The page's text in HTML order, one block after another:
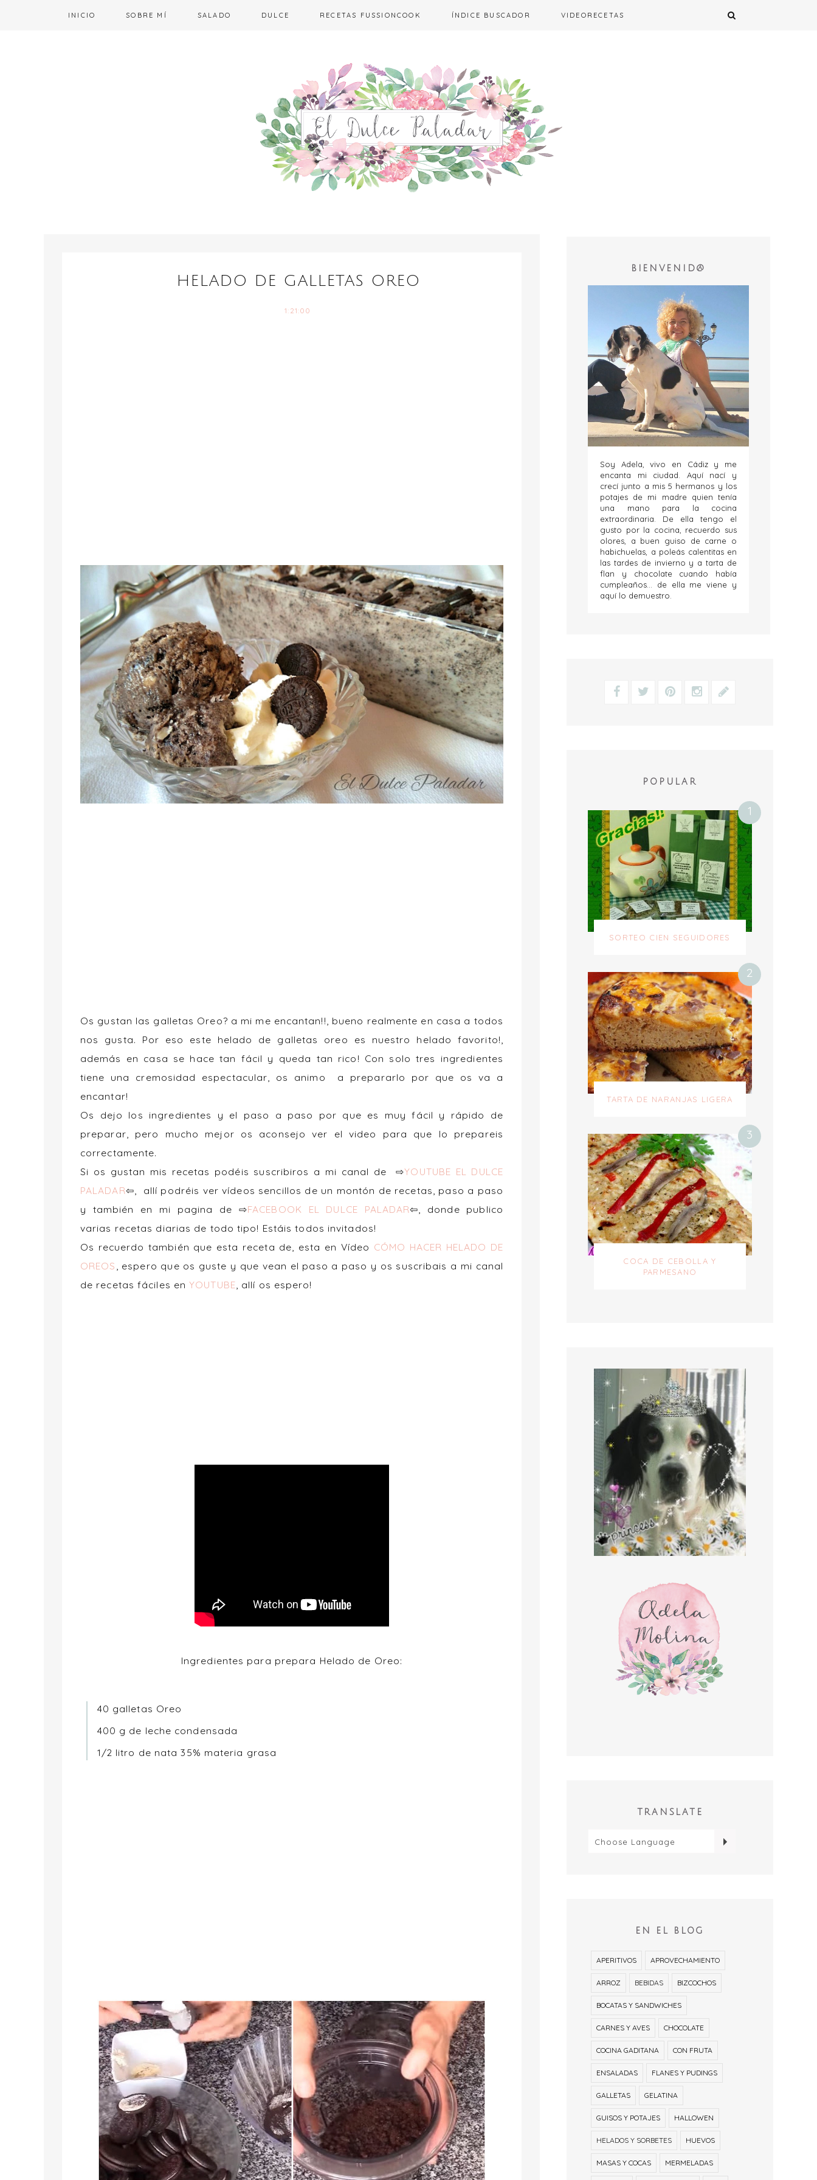
INICIO SOBRE MÍ SALADO DULCE RECETAS FUSSIONCOOK ÍNDICE BUSCADOR VIDEORECETAS
HELADO DE GALLETAS OREO
1:21:00
Os gustan las galletas Oreo? a mi me encantan!!, bueno realmente en casa a todos
nos gusta. Por eso este helado de galletas oreo es nuestro helado favorito!,
además en casa se hace tan fácil y queda tan rico! Con solo tres ingredientes
tiene una cremosidad espectacular, os animo a prepararlo por que os va a
encantar!
Os dejo los ingredientes y el paso a paso por que es muy fácil y rápido de
preparar, pero mucho mejor os aconsejo ver el video para que lo prepareis
correctamente.
Si os gustan mis recetas podéis suscribiros a mi canal de ⇨YOUTUBE EL DULCE
PALADAR⇦, allí podréis ver vídeos sencillos de un montón de recetas, paso a paso
y también en mi pagina de ⇨FACEBOOK EL DULCE PALADAR⇦, donde publico
varias recetas diarias de todo tipo! Estáis todos invitados!
Os recuerdo también que esta receta de , esta en Vídeo CÓMO HACER HELADO DE
OREOS
, espero que os guste y que vean el paso a paso y os suscribais a mi canal
de recetas fáciles enYOUTUBE , allí os espero!
Ingredientes para prepara Helado de Oreo:
40 galletas Oreo
400 g de leche condensada
1/2 litro de nata 35% materia grasa
BIENVENID@
Soy Adela, vivo en Cádiz y me
encanta mi ciudad. Aquí nací y
crecí junto a mis 5 hermanos y los
potajes de mi madre quien tenía
una mano para la cocina
extraordinaria. De ella tengo el
gusto por la cocina, recuerdo sus
olores, a buen guiso de carne o
habichuelas, a poleás calentitas en
las tardes de invierno y a tarta de
flan y chocolate cuando había
cumpleaños... de ella me viene y
aquí lo demuestro.
POPULAR
SORTEO CIEN SEGUIDORES
TARTA DE NARANJAS LIGERA
COCA DE CEBOLLA Y
PARMESANO
TRANSLATE
EN EL BLOG
APERITIVOS APROVECHAMIENTO
ARROZ BEBIDAS BIZCOCHOS
BOCATAS Y SANDWICHES
CARNES Y AVES CHOCOLATE
COCINA GADITANA CON FRUTA
ENSALADAS FLANES Y PUDINGS
GALLETAS GELATINA
GUISOS Y POTAJES HALLOWEN
HELADOS Y SORBETES HUEVOS
MASAS Y COCAS MERMELADAS